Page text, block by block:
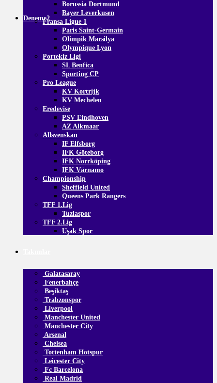
Borussia Dortmund
Bayer Leverkusen
Fransa Ligue 1
Paris Saint-Germain
Olimpik Marsilya
Olympique Lyon
Portekiz Ligi
SL Benfica
Sporting CP
Pro League
KV Kortrijk
KV Mechelen
Eredevise
PSV Eindhoven
AZ Alkmaar
Allsvenskan
IF Elfsborg
IFK Göteborg
IFK Norrköping
IFK Värnamo
Championship
Sheffield United
Queens Park Rangers
TFF 1.Lig
Tuzlaspor
TFF 2.Lig
Uşak Spor
Galatasaray
Fenerbahçe
Beşiktaş
Trabzonspor
Liverpool
Manchester United
Manchester City
Arsenal
Chelsea
Tottenham Hotspur
Leicester City
Fc Barcelona
Real Madrid
Deneme2